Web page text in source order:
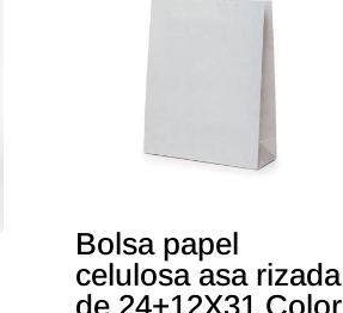
Bolsa papel
celulosa asa rizada